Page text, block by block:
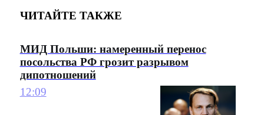
ЧИТАЙТЕ ТАКЖЕ
МИД Польши: намеренный перенос
посольства РФ грозит разрывом
дипотношений
12:09